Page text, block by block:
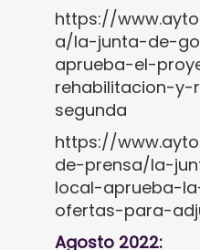
https://
a/la-junta-de-
aprueba-el-
rehabilitacion-
segunda
https://
de-prensa/la-
local-aprueba-
ofertas-para-
Agosto 2022: